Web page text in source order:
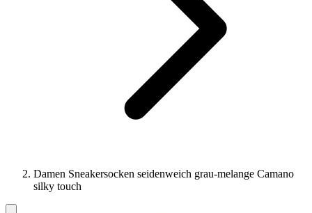
Damen Sneakersocken seidenweich grau-melange Camano
silky touch